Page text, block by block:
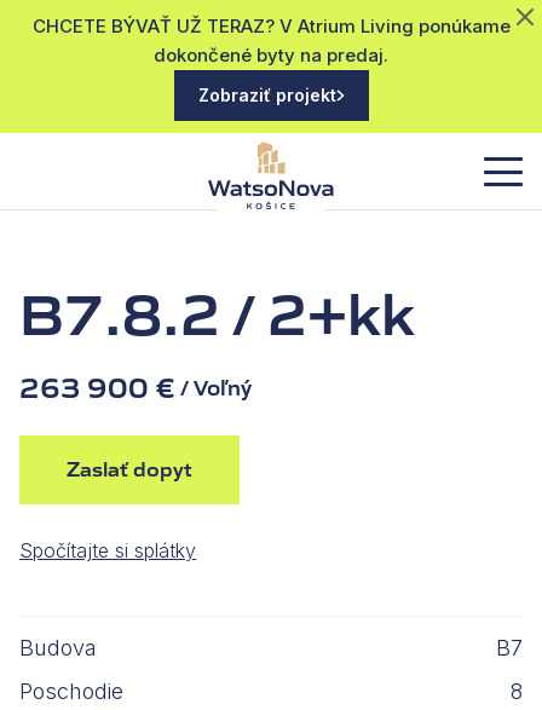
CHCETE BÝVAŤ UŽ TERAZ? V Atrium Living ponúkame
dokončené byty na predaj.
Zobraziť projekt
B7.8.2 / 2+kk
263 900 € / Voľný
Zaslať dopyt
Spočítajte si splátky
Budova
B7
Poschodie
8